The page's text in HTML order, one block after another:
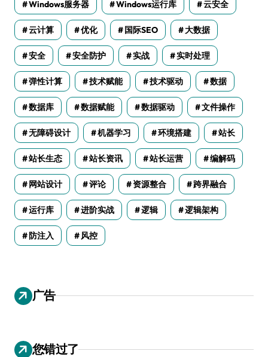
Windows服务器 Windows运行库 云安全
云计算 优化 国际SEO 大数据
安全 安全防护 实战 实时处理
弹性计算 技术赋能 技术驱动 数据
数据库 数据赋能 数据驱动 文件操作
无障碍设计 机器学习 环境搭建 站长
站长生态 站长资讯 站长运营 编解码
网站设计 评论 资源整合 跨界融合
运行库 进阶实战 逻辑 逻辑架构
防注入 风控
广告
您错过了